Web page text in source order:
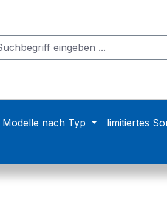
Modelle nach Typ limitiertes